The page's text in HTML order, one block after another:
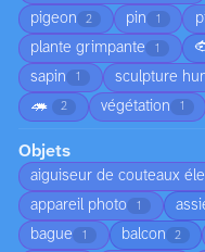
pigeon 2 pin 1
plante grimpante 1
sapin 1 sculpture
🦔 2 végétation 1
Objets
aiguiseur de couteaux
appareil photo 1
bague 1 balcon 2